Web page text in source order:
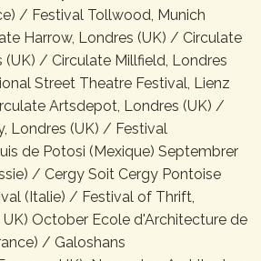
/ Festival Tollwood, Munich
Harrow, Londres (UK) / Circulate
(UK) / Circulate Millfield, Londres
Street Theatre Festival, Lienz
Artsdepot, Londres (UK) /
Londres (UK) / Festival
de Potosi (Mexique) Septembrer
/ Cergy Soit Cergy Pontoise
(Italie) / Festival of Thrift,
October Ecole d'Architecture de
/ Galoshans